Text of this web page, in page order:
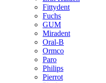
Fittydent
Fuchs
GUM
Miradent
Oral-B
Ormco
Paro
Philips
Pierrot